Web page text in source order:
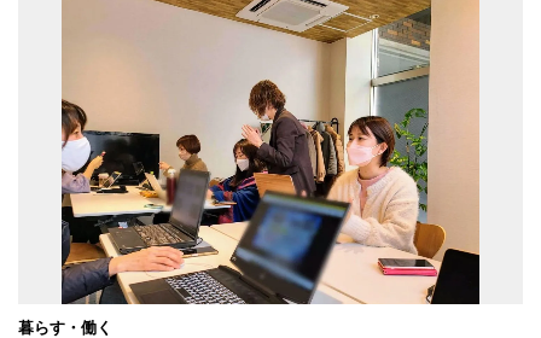
暮らす・働く